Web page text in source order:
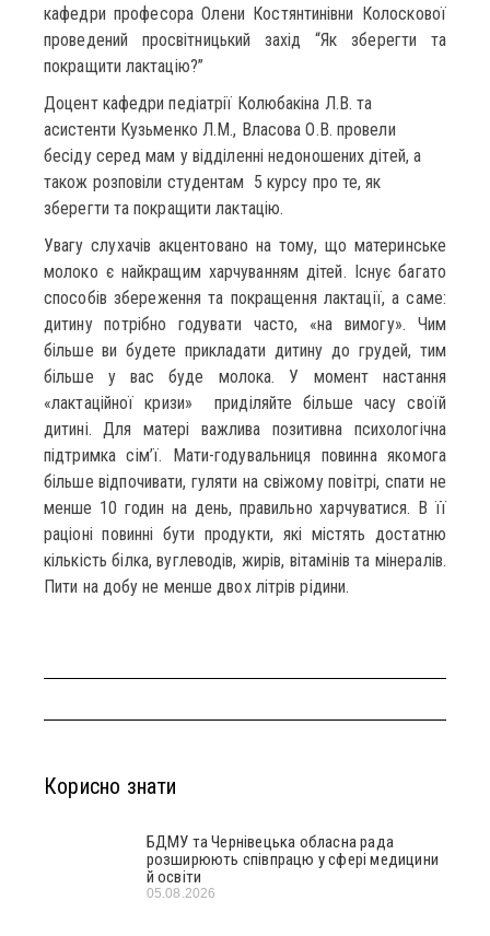
кафедри професора Олени Костянтинівни Колоскової
проведений просвітницький захід “Як зберегти та
покращити лактацію?”
Доцент кафедри педіатрії Колюбакіна Л.В. та
асистенти Кузьменко Л.М., Власова О.В. провели
бесіду серед мам у відділенні недоношених дітей, а
також розповіли студентам 5 курсу про те, як
зберегти та покращити лактацію.
Увагу слухачів акцентовано на тому, що материнське
молоко є найкращим харчуванням дітей. Існує багато
способів збереження та покращення лактації, а саме:
дитину потрібно годувати часто, «на вимогу». Чим
більше ви будете прикладати дитину до грудей, тим
більше у вас буде молока. У момент настання
«лактаційної кризи» приділяйте більше часу своїй
дитині. Для матері важлива позитивна психологічна
підтримка сім’ї. Мати-годувальниця повинна якомога
більше відпочивати, гуляти на свіжому повітрі, спати не
менше 10 годин на день, правильно харчуватися. В її
раціоні повинні бути продукти, які містять достатню
кількість білка, вуглеводів, жирів, вітамінів та мінералів.
Пити на добу не менше двох літрів рідини.
Корисно знати
БДМУ та Чернівецька обласна рада
розширюють співпрацю у сфері медицини
й освіти
05.08.2026